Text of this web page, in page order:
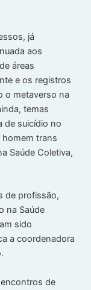
já
aos
áreas
e os registros
o metaverso na
temas
de suicídio no
trans
Saúde Coletiva,
de profissão,
na Saúde
sido
a coordenadora
encontros de